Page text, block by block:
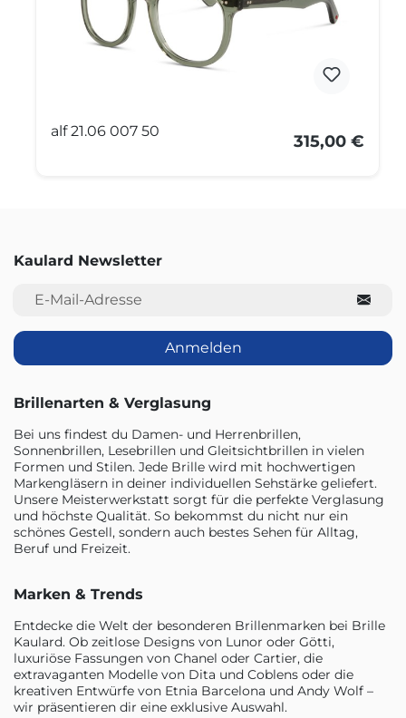
alf 21.06 007 50
315,00 €
Kaulard Newsletter
E-Mail-Adresse
Anmelden
Brillenarten & Verglasung
Bei uns findest du Damen- und Herrenbrillen,
Sonnenbrillen, Lesebrillen und Gleitsichtbrillen in vielen
Formen und Stilen. Jede Brille wird mit hochwertigen
Markengläsern in deiner individuellen Sehstärke geliefert.
Unsere Meisterwerkstatt sorgt für die perfekte Verglasung
und höchste Qualität. So bekommst du nicht nur ein
schönes Gestell, sondern auch bestes Sehen für Alltag,
Beruf und Freizeit.
Marken & Trends
Entdecke die Welt der besonderen Brillenmarken bei Brille
Kaulard. Ob zeitlose Designs von Lunor oder Götti,
luxuriöse Fassungen von Chanel oder Cartier, die
extravaganten Modelle von Dita und Coblens oder die
kreativen Entwürfe von Etnia Barcelona und Andy Wolf –
wir präsentieren dir eine exklusive Auswahl.